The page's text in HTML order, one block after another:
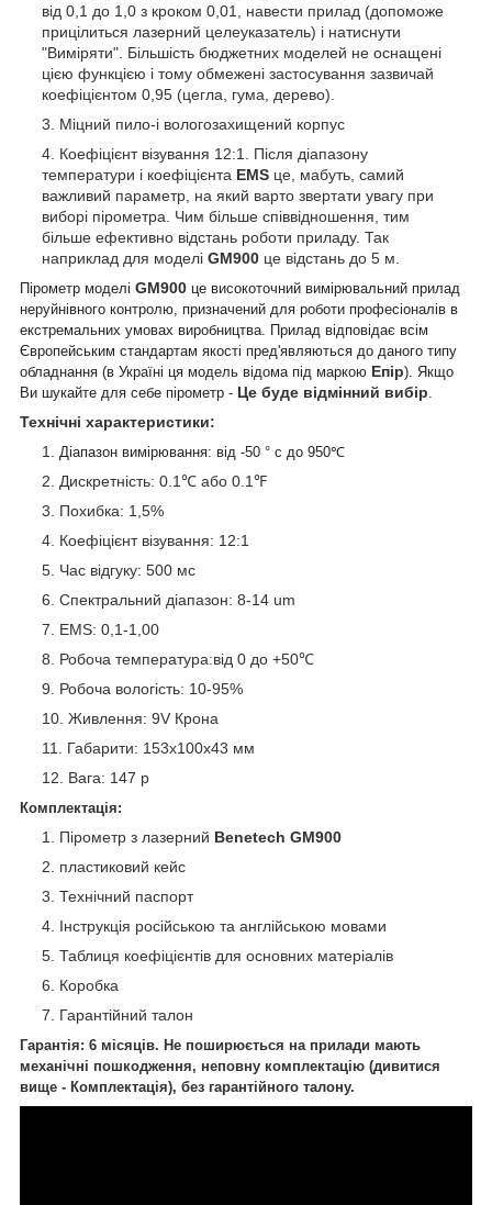
від 0,1 до 1,0 з кроком 0,01, навести прилад (допоможе
прицілиться лазерний целеуказатель) і натиснути
"Виміряти". Більшість бюджетних моделей не оснащені
цією функцією і тому обмежені застосування зазвичай
коефіцієнтом 0,95 (цегла, гума, дерево).
Міцний пило-і вологозахищений корпус
Коефіцієнт візування 12:1. Після діапазону
температури і коефіцієнта EMS це, мабуть, самий
важливий параметр, на який варто звертати увагу при
виборі пірометра. Чим більше співвідношення, тим
більше ефективно відстань роботи приладу. Так
наприклад для моделі GM900 це відстань до 5 м.
Пірометр моделі GM900 це високоточний вимірювальний прилад
неруйнівного контролю, призначений для роботи професіоналів в
екстремальних умовах виробництва. Прилад відповідає всім
Європейським стандартам якості пред'являються до даного типу
обладнання (в Україні ця модель відома під маркою Епір). Якщо
Ви шукайте для себе пірометр - Це буде відмінний вибір
Технічні характеристики:
Діапазон вимірювання: від -50 ° с до 950℃
Дискретність: 0.1℃ або 0.1℉
Похибка: 1,5%
Коефіцієнт візування: 12:1
Час відгуку: 500 мс
Спектральний діапазон: 8-14 um
EMS: 0,1-1,00
Робоча температура:від 0 до +50℃
Робоча вологість: 10-95%
Живлення: 9V Крона
Габарити: 153x100x43 мм
Вага: 147 р
Комплектація:
Пірометр з лазерний Benetech GM900
пластиковий кейс
Технічний паспорт
Інструкція російською та англійською мовами
Таблиця коефіцієнтів для основних матеріалів
Коробка
Гарантійний талон
Гарантія: 6 місяців. Не поширюється на прилади мають
механічні пошкодження, неповну комплектацію (дивитися
вище - Комплектація), без гарантійного талону.